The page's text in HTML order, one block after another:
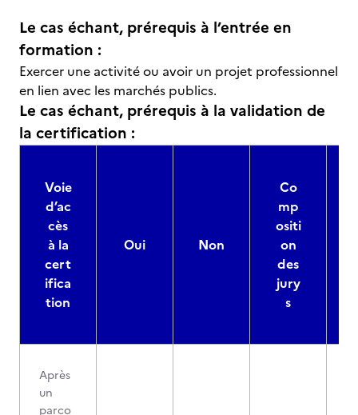
Le cas échant, prérequis à l’entrée en
formation :
Exercer une activité ou avoir un projet professionnel
en lien avec les marchés publics.
Le cas échant, prérequis à la validation de
la certification :
Voie
d’ac
cès
à la
cert
ifica
tion
Oui Non
Co
mp
ositi
on
des
jury
s
Après
un
parco